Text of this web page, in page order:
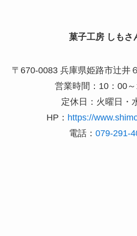
菓子工房 しもさ
〒670-0083 兵庫県姫路市辻井
営業時間：10：00
定休日：火曜日・
HP： https://
電話： 079-291-